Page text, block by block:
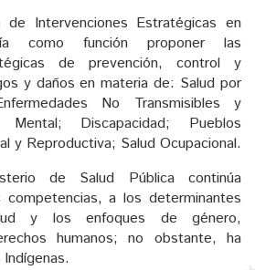
de Intervenciones Estratégicas en
como función proponer las
de prevención, control y
y daños en materia de: Salud por
No Transmisibles y
Mental; Discapacidad; Pueblos
y Reproductiva; Salud Ocupacional.
de Salud Pública continúa
competencias, a los determinantes
y los enfoques de género,
humanos; no obstante, ha